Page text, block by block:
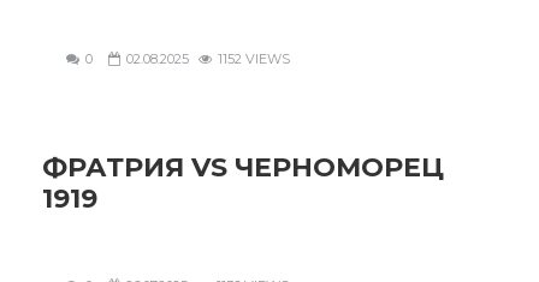
0 02.08.2025 1152 VIEWS
ФРАТРИЯ VS ЧЕРНОМОРЕЦ
1919